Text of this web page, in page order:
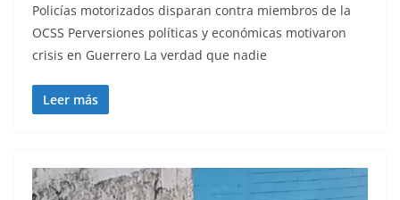
Policías motorizados disparan contra miembros de la
OCSS Perversiones políticas y económicas motivaron
crisis en Guerrero La verdad que nadie
Leer más